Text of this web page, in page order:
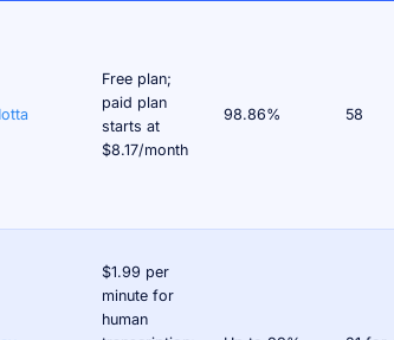
Free plan;
paid plan
starts at
$8.17/month
98.86% 58
$1.99 per
minute for
human